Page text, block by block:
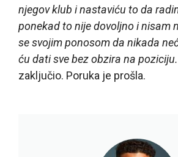
njegov klub i nastaviću to da
ponekad to nije dovoljno i nisam
se svojim ponosom da nikada
ću dati sve bez obzira na poziciju.
zaključio. Poruka je prošla.